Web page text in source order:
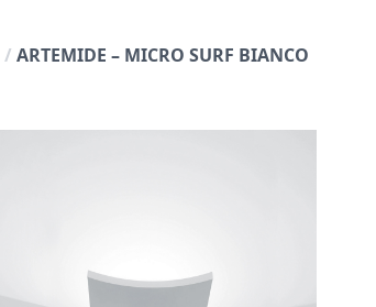
/ ARTEMIDE – MICRO SURF BIANCO